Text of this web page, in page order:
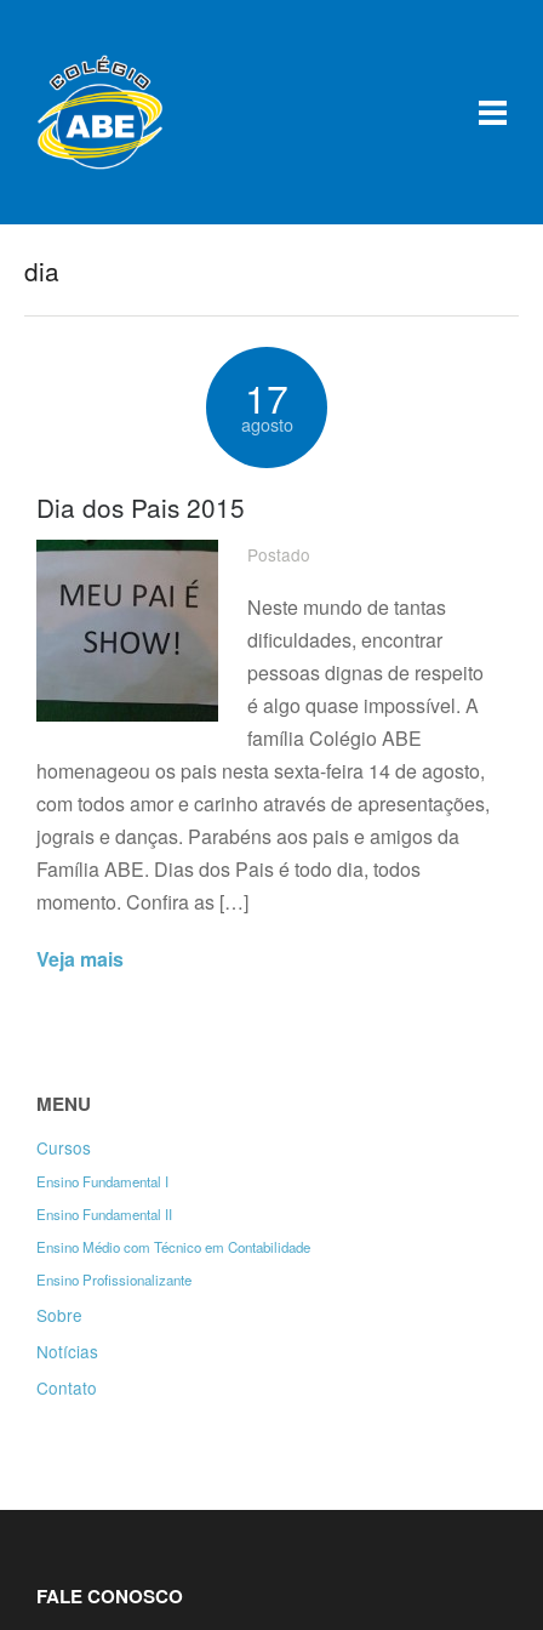
dia
17
agosto
Dia dos Pais 2015
Postado
Neste mundo de tantas
dificuldades, encontrar
pessoas dignas de respeito
é algo quase impossível. A
família Colégio ABE
homenageou os pais nesta sexta-feira 14 de agosto,
com todos amor e carinho através de apresentações,
jograis e danças. Parabéns aos pais e amigos da
Família ABE. Dias dos Pais é todo dia, todos
momento. Confira as […]
Veja mais
MENU
Cursos
Ensino Fundamental I
Ensino Fundamental II
Ensino Médio com Técnico em Contabilidade
Ensino Profissionalizante
Sobre
Notícias
Contato
FALE CONOSCO